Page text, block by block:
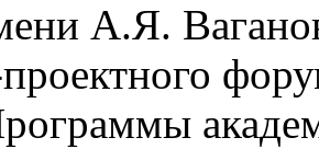
А.Я.